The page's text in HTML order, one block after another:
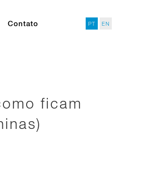
Contato PT EN
ficam